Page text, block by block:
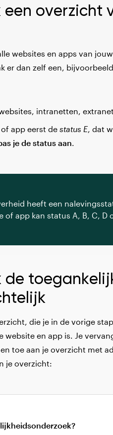
een overzicht
websites en apps van
er dan zelf een,
intranetten,
app eerst de status E, dat
je de status aan.
heeft een
of app kan status A, B, C, D
de
die je in de vorige
website en app is. Je
toe aan je overzicht met
je overzicht: